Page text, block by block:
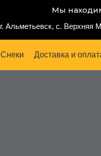
Мы
г. Альметьевск, с. Верхняя
Снеки Доставка и